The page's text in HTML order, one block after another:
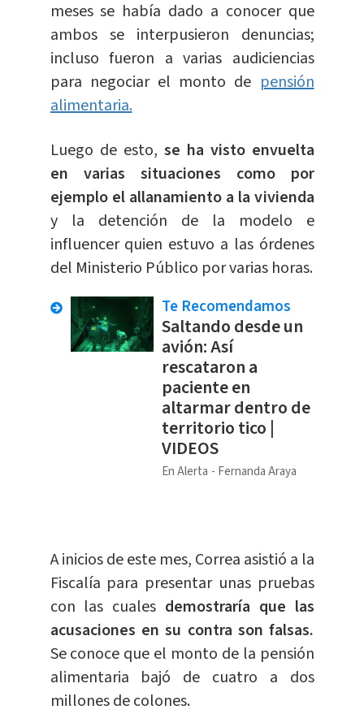
meses se había dado a conocer que
ambos se interpusieron denuncias;
incluso fueron a varias audiciencias
para negociar el monto de pensión
alimentaria.
Luego de esto, se ha visto envuelta
en varias situaciones como por
ejemplo el allanamiento a la vivienda
y la detención de la modelo e
influencer quien estuvo a las órdenes
del Ministerio Público por varias horas.
Te Recomendamos
Saltando desde un
avión: Así
rescataron a
paciente en
altarmar dentro de
territorio tico |
VIDEOS
En Alerta Fernanda Araya
A inicios de este mes, Correa asistió a la
Fiscalía para presentar unas pruebas
con las cuales demostraría que las
acusaciones en su contra son falsas.
Se conoce que el monto de la pensión
alimentaria bajó de cuatro a dos
millones de colones.